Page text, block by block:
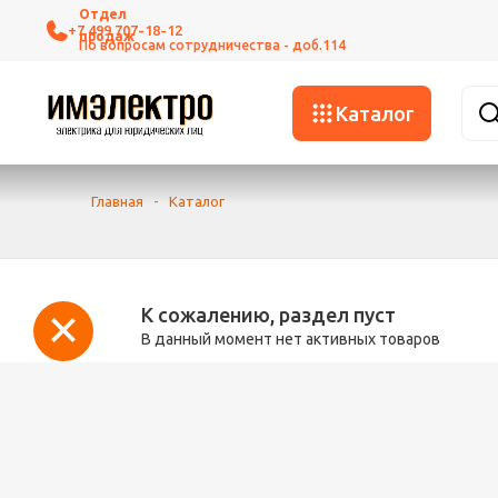
+7 499 707-18-12
Каталог
Главная - Каталог
К сожалению, раздел пуст
В данный момент нет активных товаров